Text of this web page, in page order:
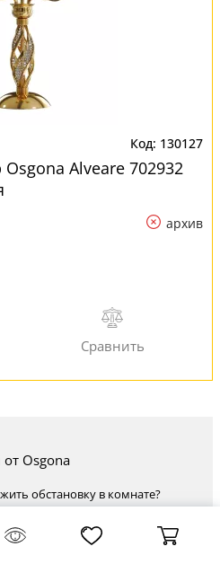
130127
Alveare 702932
архив
Osgona
обстановку в комнате?
комфортную зону
Главное достоинство - высокая
гостиной в спальню, и